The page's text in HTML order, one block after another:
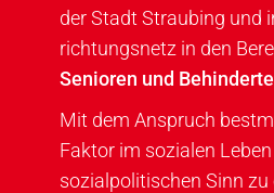
der Stadt Strau­bing und
rich­tungs­netz in den
Senioren und
Mit dem Anspruch
Faktor im sozialen
sozialpolitischen Sinn zu